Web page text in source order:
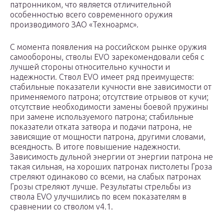
патронником, что является отличительной
особенностью всего современного оружия
производимого ЗАО «Техноармс».
С момента появления на российском рынке оружия
самообороны, стволы EVO зарекомендовали себя с
лучшей стороны относительно кучности и
надежности. Ствол EVO имеет ряд преимуществ:
стабильные показатели кучности вне зависимости от
применяемого патрона; отсутствие отрывов от кучи;
отсутствие необходимости замены боевой пружины
при замене используемого патрона; стабильные
показатели отката затвора и подачи патрона, не
зависящие от мощности патрона, другими словами,
всеядность. В итоге повышение надежности.
Зависимость дульной энергии от энергии патрона не
такая сильная, на хороших патронах пистолеты Гроза
стреляют одинаково со всеми, на слабых патронах
Грозы стреляют лучше. Результаты стрельбы из
ствола EVO улучшились по всем показателям в
сравнении со стволом v4.1.